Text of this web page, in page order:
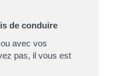
de conduire
ou avec vos
pas, il vous est